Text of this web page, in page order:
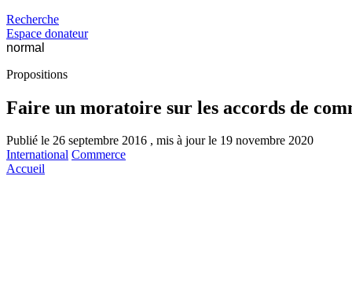
Recherche
Espace donateur
normal
Propositions
Faire un moratoire sur les accords de
Publié le 26 septembre 2016 , mis à jour le 19 novembre 2020
International Commerce
Accueil